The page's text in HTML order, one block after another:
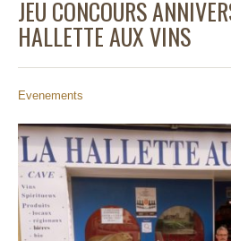
JEU CONCOURS
HALLETTE AUX VINS
Evenements